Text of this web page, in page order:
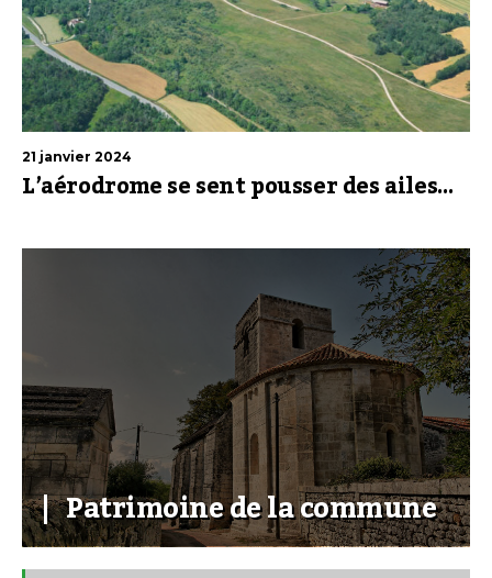
21 janvier 2024
L’aérodrome se sent pousser des ailes…
Patrimoine de la commune